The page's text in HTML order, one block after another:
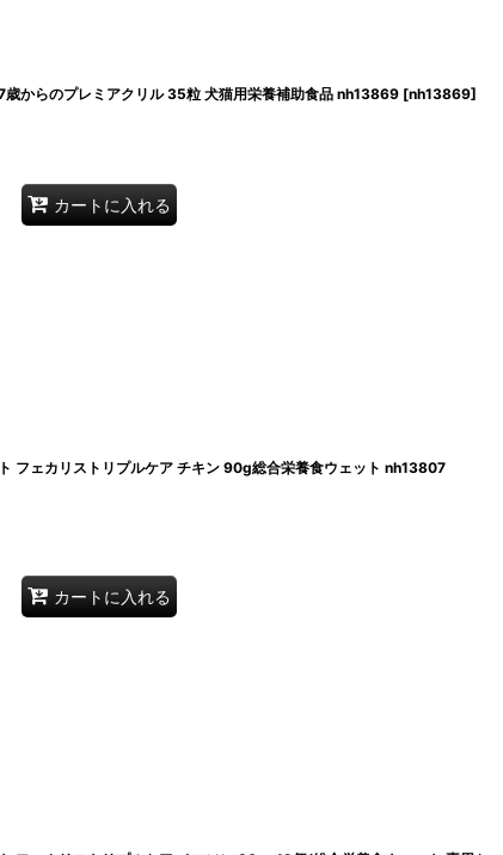
からのプレミアクリル 35粒 犬猫用栄養補助食品 nh13869 [nh13869]
カートに入れる
フェカリストリプルケア チキン 90g総合栄養食ウェット nh13807
カートに入れる